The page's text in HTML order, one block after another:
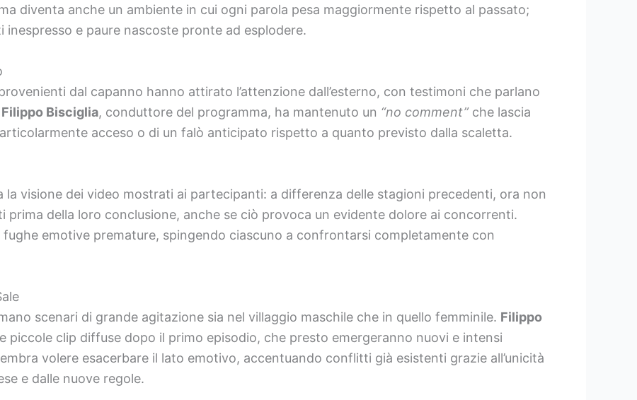
diventa anche un ambiente in cui ogni parola pesa maggiormente rispetto al passato;
e paure nascoste pronte ad esplodere.
dal capanno hanno attirato l’attenzione dall’esterno, con testimoni che parlano
Filippo Bisciglia, conduttore del programma, ha mantenuto un “no comment”che lascia
acceso o di un falò anticipato rispetto a quanto previsto dalla scaletta.
la visione dei video mostrati ai partecipanti: a differenza delle stagioni precedenti, ora non
prima della loro conclusione, anche se ciò provoca un evidente dolore ai concorrenti.
emotive premature, spingendo ciascuno a confrontarsi completamente con
scenari di grande agitazione sia nel villaggio maschile che in quello femminile. Filippo
piccole clip diffuse dopo il primo episodio, che presto emergeranno nuovi e intensi
volere esacerbare il lato emotivo, accentuando conflitti già esistenti grazie all’unicità
e dalle nuove regole.